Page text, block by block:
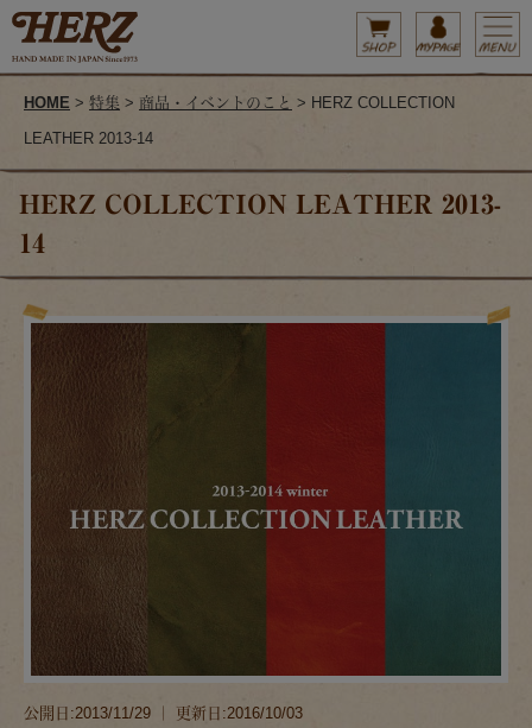
HOME > 特集 > 商品・イベントのこと > HERZ COLLECTION
LEATHER 2013-14
HERZ COLLECTION LEATHER 2013-
14
公開日:2013/11/29 ｜ 更新日:2016/10/03